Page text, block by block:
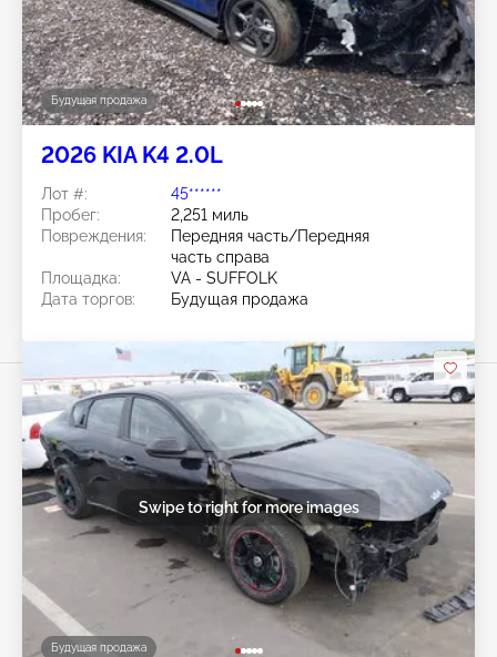
Будущая продажа
2026 KIA K4 2.0L
Лот #:
45******
Пробег:
2,251 миль
Повреждения:
Передняя часть/Передняя
часть справа
Площадка:
VA - SUFFOLK
Дата торгов:
Будущая продажа
Будущая продажа
Swipe to right for more images